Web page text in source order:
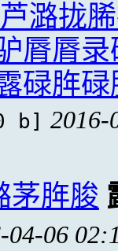
潞拢
脣脣
碌脌
b] 2016-
茅脌脧
04-06